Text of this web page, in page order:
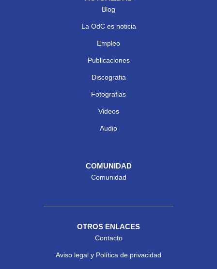
Blog
La OdC es noticia
Empleo
Publicaciones
Discografia
Fotografias
Videos
Audio
COMUNIDAD
Comunidad
OTROS ENLACES
Contacto
Aviso legal y Política de privacidad